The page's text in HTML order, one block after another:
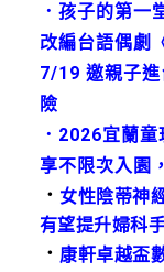
． 孩子的第一
改編台語偶劇
7/19 邀親子進
險
． 2026宜蘭童
享不限次入園
． 女性陰蒂神
有望提升婦科
． 康軒卓越盃